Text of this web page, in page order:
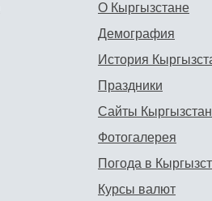
О Кыргызстане
Демография
История
Праздники
Сайты
Фотогалерея
Погода в
Курсы валют